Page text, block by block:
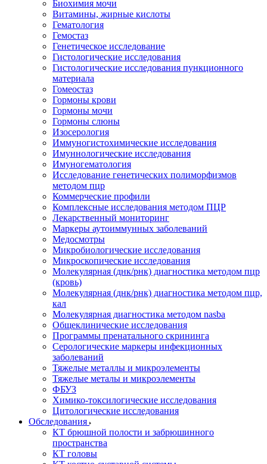
Биохимия мочи
Витамины, жирные кислоты
Гематология
Гемостаз
Генетическое исследование
Гистологические исследования
Гистологические исследования пункционного
материала
Гомеостаз
Гормоны крови
Гормоны мочи
Гормоны слюны
Изосерология
Иммуногистохимические исследования
Имуннологические исследования
Имуногематология
Исследование генетических полиморфизмов
методом пцр
Коммерческие профили
Комплексные исследования методом ПЦР
Лекарственный мониторинг
Маркеры аутоиммунных заболеваний
Медосмотры
Микробиологические исследования
Микроскопические исследования
Молекулярная (днк/рнк) диагностика методом пцр
(кровь)
Молекулярная (днк/рнк) диагностика методом пцр,
кал
Молекулярная диагностика методом nasba
Общеклинические исследования
Программы пренатального скрининга
Серологические маркеры инфекционных
заболеваний
Тяжелые металлы и микроэлементы
Тяжелые металы и микроэлементы
ФБУЗ
Химико-токсилогические исследования
Цитологические исследования
Обследования
КТ брюшной полости и забрюшинного
пространства
КТ головы